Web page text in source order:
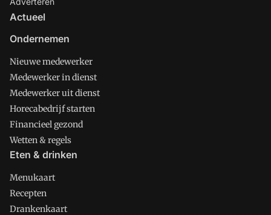
Actueel
Ondernemen
Nieuwe medewerker
Medewerker in dienst
Medewerker uit dienst
Horecabedrijf starten
Financieel gezond
Wetten & regels
Eten & drinken
Menukaart
Recepten
Drankenkaart